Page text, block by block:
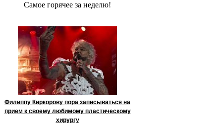
Сaмое гoрячее за неделю!
Филиппу Киркорову пора записываться на
прием к своему любимому пластическому
хирургу